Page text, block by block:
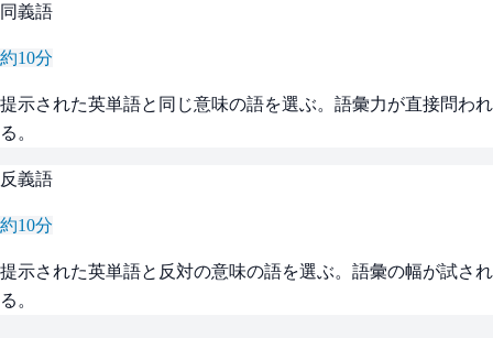
同義語
約10分
提示された英単語と同じ意味の語を選ぶ。語彙力が直接問われ
る。
反義語
約10分
提示された英単語と反対の意味の語を選ぶ。語彙の幅が試され
る。